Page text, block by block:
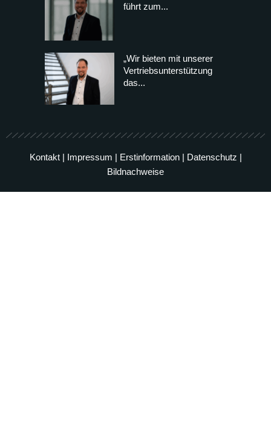
führt zum...
„Wir bieten mit unserer
Vertriebsunterstützung
das...
Kontakt| Impressum Erstinformation| Datenschutz
Bildnachweise